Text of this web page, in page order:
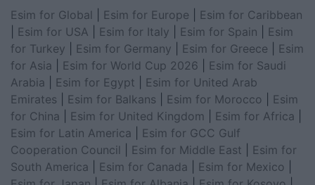
Esim for Global Esim for Europe
Esim for Caribbean
Esim for USA Esim for Italy Esim for Spain
Esim
for Turkey
Esim for Germany Esim for Greece
Esim
for Asia
Esim for World Cup 2026
Esim for Saudi
Arabia
Esim for Egypt
Esim for United Arab
Emirates
Esim for Balkans Esim for Morocco
Esim
for China
Esim for United Kingdom Esim for Africa
Esim for Latin America
Esim for GCC Gulf
Cooperation Council
Esim for Middle East
Esim for
South America
Esim for Canada Esim for Mexico